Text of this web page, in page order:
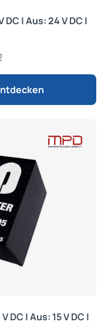
| Aus: 24 V DC |
DC | Aus: 15 V DC |